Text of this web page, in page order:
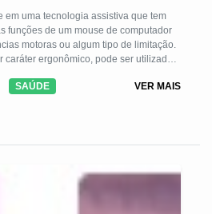
em uma tecnologia assistiva que tem
funções de um mouse de computador
motoras ou algum tipo de limitação.
caráter ergonômico, pode ser utilizado
possível utilizá-lo com os membros
a realização de atividades
SAÚDE VER MAIS